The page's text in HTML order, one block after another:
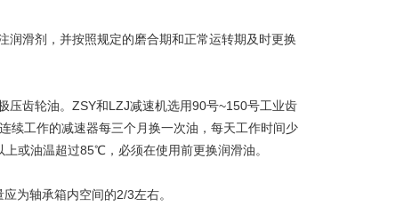
滑剂，并按照规定的磨合期和正常运转期及时更换
齿轮油。ZSY和LZJ减速机选用90号~150号工业齿
续工作的减速器每三个月换一次油，每天工作时间少
或油温超过85℃，必须在使用前更换润滑油。
为轴承箱内空间的2/3左右。